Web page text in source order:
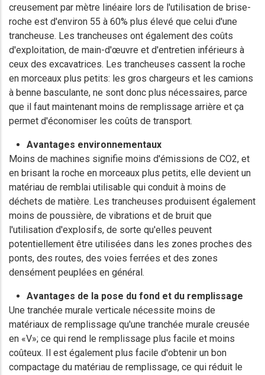
creusement par mètre linéaire lors de l'utilisation de brise-
roche est d'environ 55 à 60% plus élevé que celui d'une
trancheuse. Les trancheuses ont également des coûts
d'exploitation, de main-d'œuvre et d'entretien inférieurs à
ceux des excavatrices. Les trancheuses cassent la roche
en morceaux plus petits: les gros chargeurs et les camions
à benne basculante, ne sont donc plus nécessaires, parce
que il faut maintenant moins de remplissage arrière et ça
permet d'économiser les coûts de transport.
Avantages environnementaux
Moins de machines signifie moins d'émissions de CO2, et
en brisant la roche en morceaux plus petits, elle devient un
matériau de remblai utilisable qui conduit à moins de
déchets de matière. Les trancheuses produisent également
moins de poussière, de vibrations et de bruit que
l'utilisation d'explosifs, de sorte qu'elles peuvent
potentiellement être utilisées dans les zones proches des
ponts, des routes, des voies ferrées et des zones
densément peuplées en général.
Avantages de la pose du fond et du remplissage
Une tranchée murale verticale nécessite moins de
matériaux de remplissage qu'une tranchée murale creusée
en «V»; ce qui rend le remplissage plus facile et moins
coûteux. Il est également plus facile d'obtenir un bon
compactage du matériau de remplissage, ce qui réduit le